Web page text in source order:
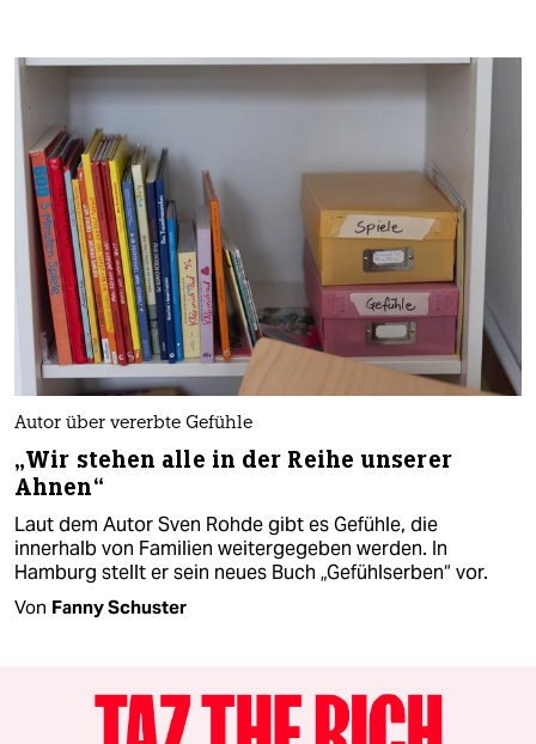
Autor über vererbte Gefühle
„Wir stehen alle in der Reihe unserer
Ahnen“
Laut dem Autor Sven Rohde gibt es Gefühle, die
innerhalb von Familien weitergegeben werden. In
Hamburg stellt er sein neues Buch „Gefühlserben“ vor.
Von Fanny Schuster